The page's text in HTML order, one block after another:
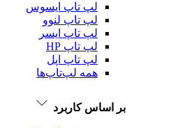
لپ تاپ ایسوس
لپ تاپ لنوو
لپ تاپ ایسر
لپ تاپ HP
لپ تاپ اپل
همه لپ‌تاپ‌ها
بر اساس کاربرد